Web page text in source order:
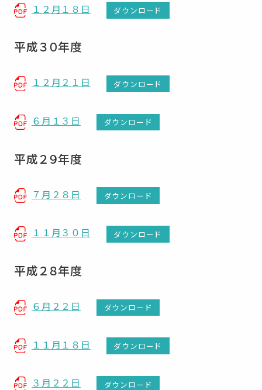
１２月１８日 ダウンロード
平成３０年度
１２月２１日 ダウンロード
６月１３日 ダウンロード
平成２９年度
７月２８日 ダウンロード
１１月３０日 ダウンロード
平成２８年度
６月２２日 ダウンロード
１１月１８日 ダウンロード
３月２２日 ダウンロード